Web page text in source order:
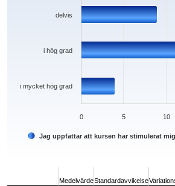
Jag uppfattar att kursen har stimulerat
i mycket hög grad
i hög grad
delvis
0 10
5
MedelvärdeStandardavvikelse